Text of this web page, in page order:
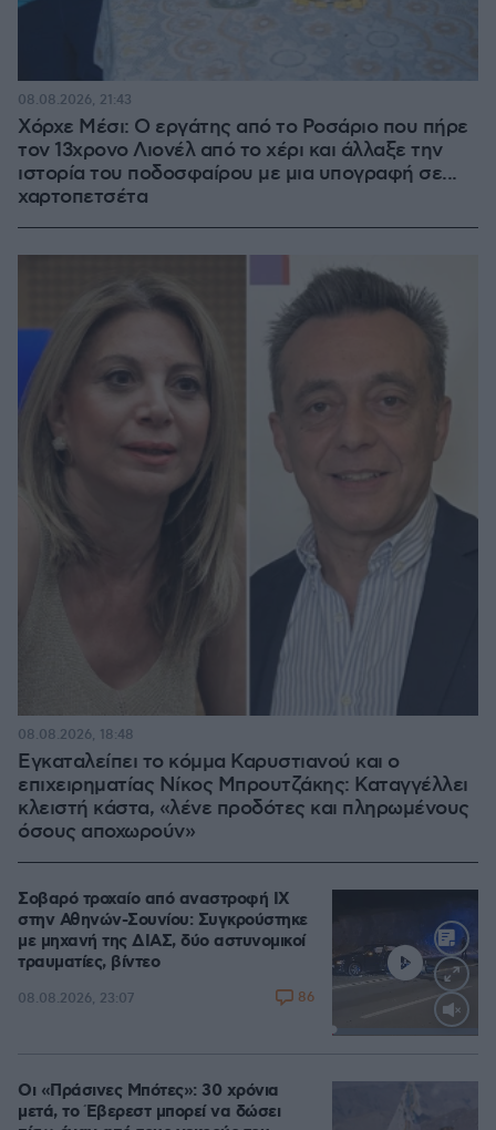
Χόρχε Μέσι: Ο εργάτης από το Ροσάριο που πήρε
τον 13χρονο Λιονέλ από το χέρι και άλλαξε την
ιστορία του ποδοσφαίρου με μια υπογραφή σε...
χαρτοπετσέτα
08.08.2026, 21:43
Εγκαταλείπει το κόμμα Καρυστιανού και ο
επιχειρηματίας Νίκος Μπρουτζάκης: Καταγγέλλει
κλειστή κάστα, «λένε προδότες και πληρωμένους
όσους αποχωρούν»
08.08.2026, 18:48
Σοβαρό τροχαίο από αναστροφή ΙΧ
στην Αθηνών-Σουνίου: Συγκρούστηκε
με μηχανή της ΔΙΑΣ, δύο αστυνομικοί
τραυματίες, βίντεο
08.08.2026, 23:07 86
Οι «Πράσινες Μπότες»: 30 χρόνια
μετά, το Έβερεστ μπορεί να δώσει